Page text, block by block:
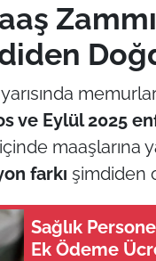
yarısında
ve Eylül 2025
maaşlarına
farkı şimdiden
Sağlık
Ek Ödeme